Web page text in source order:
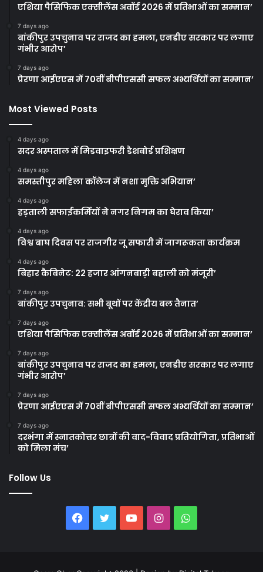
एशिया पैसिफिक एक्सीलेंस अवॉर्ड 2026 में प्रतिभाओं का सम्मान’
7 days ago
बांकीपुर उपचुनाव पर राजद का हमला, एनडीए सरकार पर लगाए
गंभीर आरोप’
7 days ago
प्रेरणा आईएएस में 70वीं बीपीएससी सफल अभ्यर्थियों का सम्मान’
Most Viewed Posts
4 days ago
सदर अस्पताल में मिडवाइफरी डैशबोर्ड प्रशिक्षण
4 days ago
समस्तीपुर महिला कॉलेज में नशा मुक्ति अभियान’
4 days ago
हड़ताली सफाईकर्मियों ने नगर निगम का घेराव किया’
4 days ago
विश्व बाघ दिवस पर राजगीर जू सफारी में जागरूकता कार्यक्रम
4 days ago
बिहार कैबिनेट: 22 हजार आंगनबाड़ी बहाली को मंजूरी’
7 days ago
बांकीपुर उपचुनाव: सभी बूथों पर केंद्रीय बल तैनात’
7 days ago
एशिया पैसिफिक एक्सीलेंस अवॉर्ड 2026 में प्रतिभाओं का सम्मान’
7 days ago
बांकीपुर उपचुनाव पर राजद का हमला, एनडीए सरकार पर लगाए
गंभीर आरोप’
7 days ago
प्रेरणा आईएएस में 70वीं बीपीएससी सफल अभ्यर्थियों का सम्मान’
7 days ago
दरभंगा में स्नातकोत्तर छात्रों की वाद-विवाद प्रतियोगिता, प्रतिभाओं
को मिला मंच’
Follow Us
Facebook
TwitterYouTubeInstagramWhatsApp